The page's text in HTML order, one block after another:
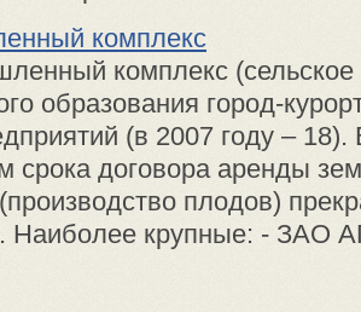
комплекс
комплекс (сельское
образования город-
(в 2007 году – 18).
срока договора аренды
плодов)
Наиболее крупные: - ЗАО